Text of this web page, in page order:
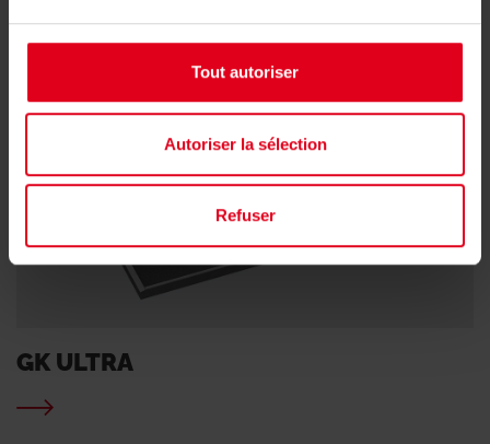
Tout autoriser
Autoriser la sélection
Refuser
GK ULTRA